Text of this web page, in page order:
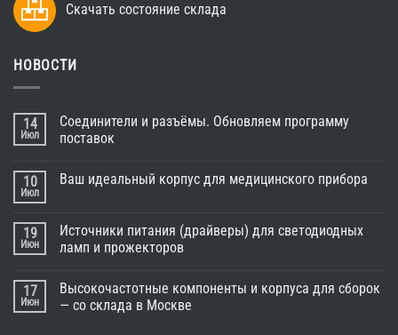
Скачать состояние склада
НОВОСТИ
14
Июл
Соединители и разъёмы. Обновляем программу
поставок
10
Июл
Ваш идеальный корпус для медицинского прибора
19
Июн
Источники питания (драйверы) для светодиодных
ламп и прожекторов
17
Июн
Высокочастотные компоненты и корпуса для сборок
— со склада в Москве